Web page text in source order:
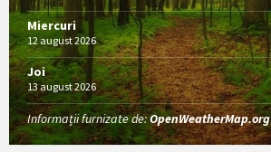
Miercuri
12 august 2026
Joi
13 august 2026
Informații furnizate de:OpenWeatherMap.org